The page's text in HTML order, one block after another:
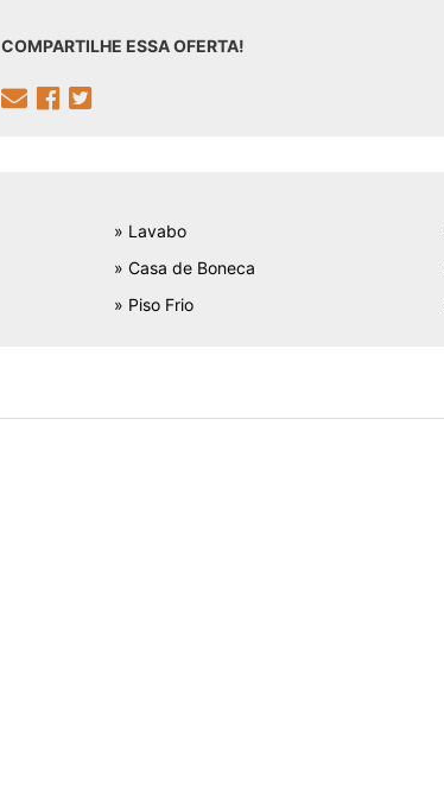
COMPARTILHE ESSA OFERTA!
» Lavabo
» Casa de Boneca
» Piso Frio